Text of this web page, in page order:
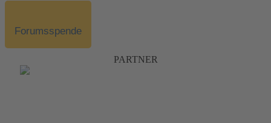
Forumsspende
PARTNER